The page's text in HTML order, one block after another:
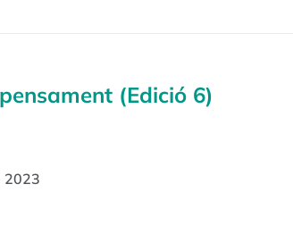
(Edició 6)
2023